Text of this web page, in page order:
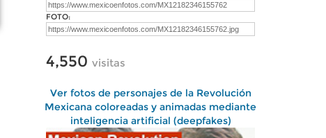
FOTO:
4,550 visitas
Ver fotos de personajes de la Revolución
Mexicana coloreadas y animadas mediante
inteligencia artificial (deepfakes)